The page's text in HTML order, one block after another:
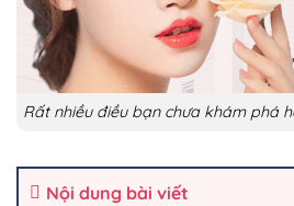
Rất nhiều điều bạn chưa khám phá
Nội dung bài viết